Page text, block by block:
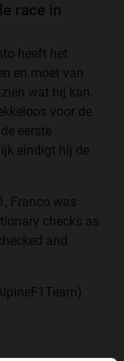
race in
heeft het
en moet van
wat hij kan.
voor de
eerste
eindigt hij de
Franco was
checks as
and